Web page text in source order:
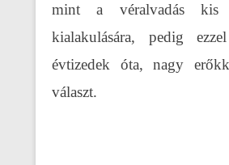
mint a véralvadás kis
kialakulására, pedig
évtizedek óta, nagy
választ.